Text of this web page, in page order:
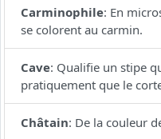
Carminophile: En
se colorent au carmin.
Cave: Qualifie un stipe
pratiquement que le
Châtain: De la couleur